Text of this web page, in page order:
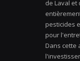
de Laval et
pesticides
pour
Dans cette